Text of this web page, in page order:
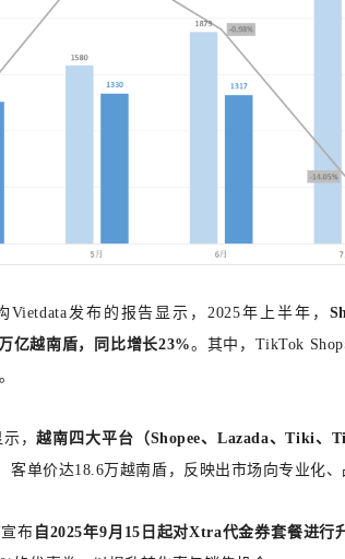
Vietdata发布的报告显示，2025年上半年，
亿越南盾，同比增长23%。其中，TikTok
示，越南四大平台（Shopee、Lazada、Tiki、
客单价达18.6万越南盾，反映出市场向专业化、
布 自2025年9月15日起对Xtra代金券套餐进行